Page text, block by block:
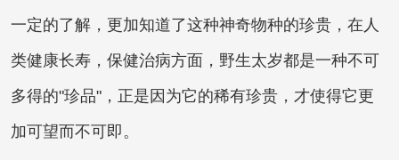
一定的了解，更加知道了这种神奇物种的珍贵，在人
类健康长寿，保健治病方面， 野生太岁都是一种不可
多得的"珍品"，正是因为它的稀有珍贵，才使得它更
加可望而不可即。